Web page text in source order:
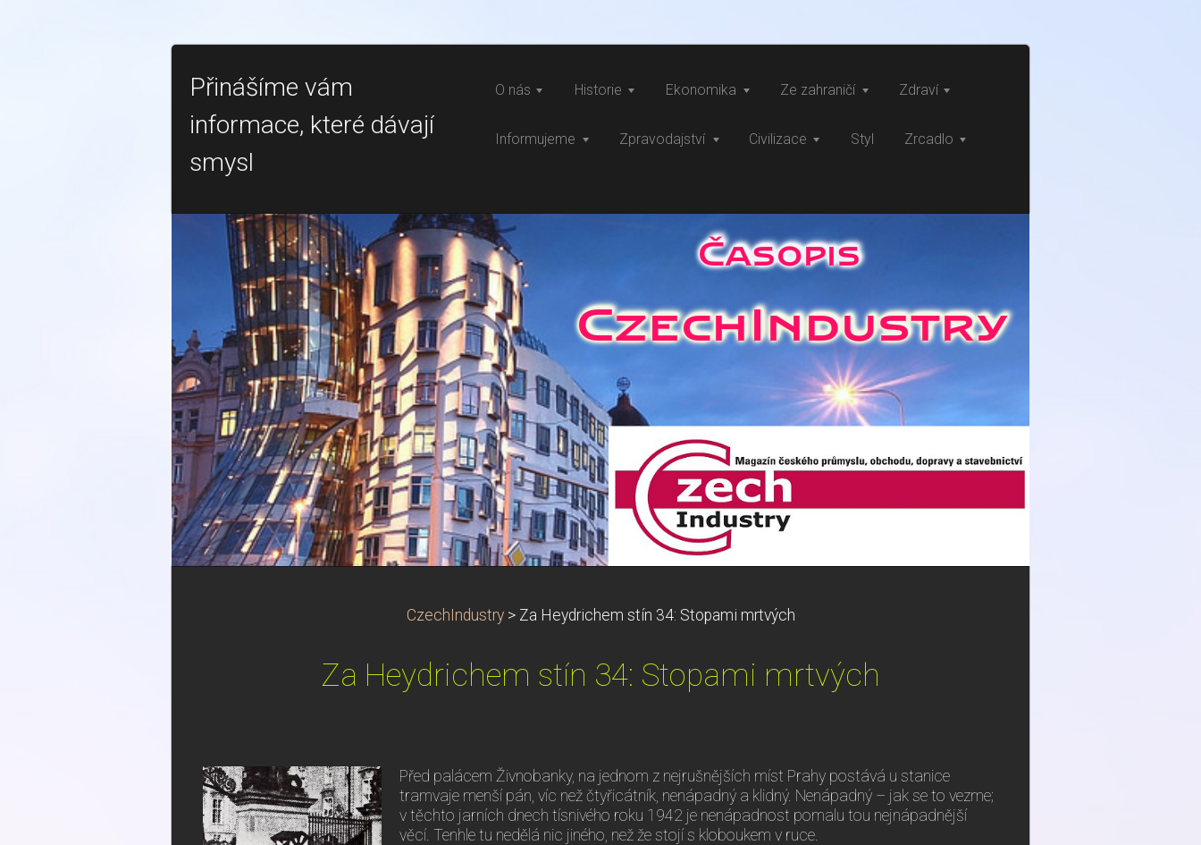
Přinášíme vám
informace, které dávají
smysl
O nás Historie Ekonomika Ze zahraničí Zdraví
Informujeme Zpravodajství Civilizace Styl Zrcadlo
CzechIndustry > Za Heydrichem stín 34: Stopami mrtvých
Za Heydrichem stín 34: Stopami mrtvých
Před palácem Živnobanky, na jednom z nejrušnějších míst Prahy postává u stanice
tramvaje menší pán, víc než čtyřicátník, nenápadný a klidný. Nenápadný – jak se to vezme;
v těchto jarních dnech tísnivého roku 1942 je nenápadnost pomalu tou nejnápadnější
věcí. Tenhle tu nedělá nic jiného, než že stojí s kloboukem v ruce.